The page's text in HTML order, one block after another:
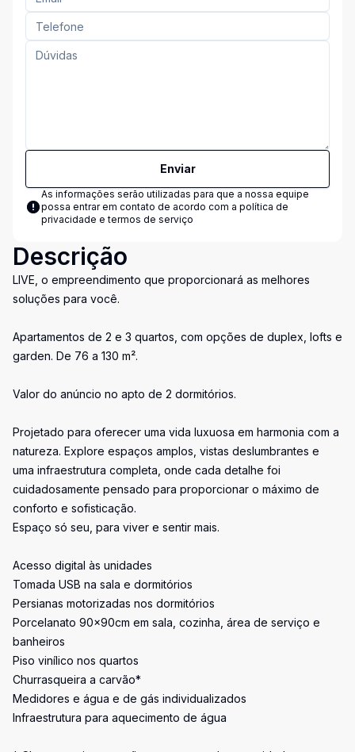
Enviar
As informações serão utilizadas para que a nossa equipe
possa entrar em contato de acordo com a política de
privacidade e termos de serviço
Descrição
LIVE, o empreendimento que proporcionará as melhores
soluções para você.
Apartamentos de 2 e 3 quartos, com opções de duplex, lofts e
garden. De 76 a 130 m².
Valor do anúncio no apto de 2 dormitórios.
Projetado para oferecer uma vida luxuosa em harmonia com a
natureza. Explore espaços amplos, vistas deslumbrantes e
uma infraestrutura completa, onde cada detalhe foi
cuidadosamente pensado para proporcionar o máximo de
conforto e sofisticação.
Espaço só seu, para viver e sentir mais.
Acesso digital às unidades
Tomada USB na sala e dormitórios
Persianas motorizadas nos dormitórios
Porcelanato 90x90cm em sala, cozinha, área de serviço e
banheiros
Piso vinílico nos quartos
Churrasqueira a carvão*
Medidores e água e de gás individualizados
Infraestrutura para aquecimento de água